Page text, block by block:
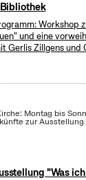
Workshop
und eine
Gerlis Zillgens und
Montag bis
zur Ausstellung
"Was